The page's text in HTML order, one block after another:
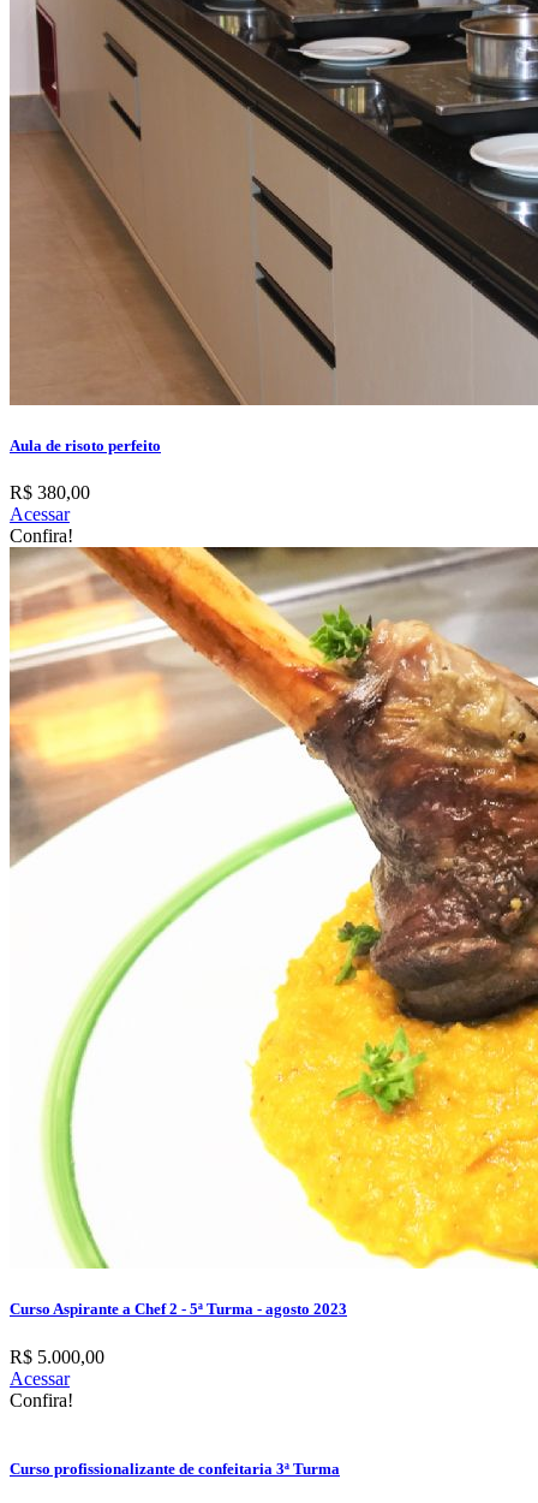
Aula de risoto perfeito
R$ 380,00
Acessar
Confira!
Curso Aspirante a Chef 2 - 5ª Turma - agosto 2023
R$ 5.000,00
Acessar
Confira!
Curso profissionalizante de confeitaria 3ª Turma